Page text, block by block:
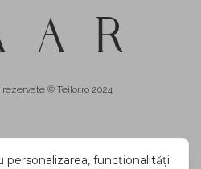
© Teilor.ro 2024